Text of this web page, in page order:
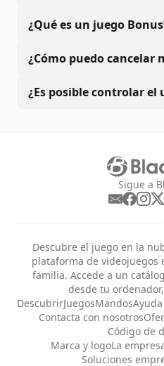
¿Qué es un juego
¿Cómo puedo cancelar
¿Es posible controlar el
Sigue a
Descubre el juego en la
plataforma de videojuegos
familia. Accede a un
desde tu
DescubrirJuegosMandosAyuda
Contacta con nosotros
Código de
Marca y logoLa
Soluciones